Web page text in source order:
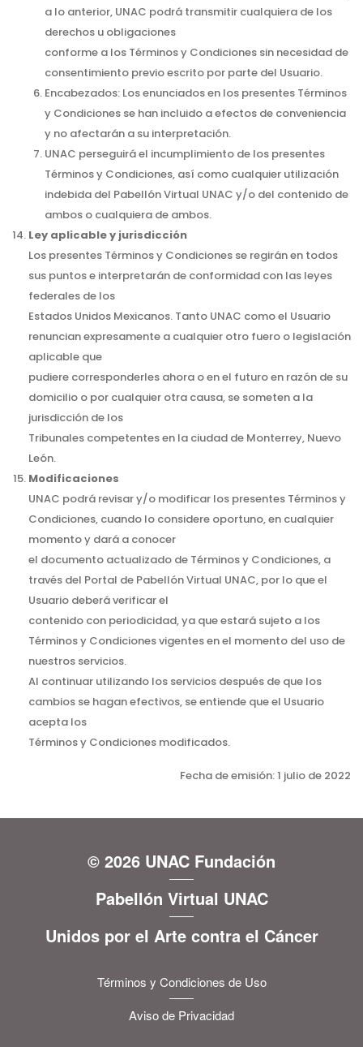
a lo anterior, UNAC podrá transmitir cualquiera de los
derechos u obligaciones
conforme a los Términos y Condiciones sin necesidad de
consentimiento previo escrito por parte del Usuario.
Encabezados: Los enunciados en los presentes Términos
y Condiciones se han incluido a efectos de conveniencia
y no afectarán a su interpretación.
UNAC perseguirá el incumplimiento de los presentes
Términos y Condiciones, así como cualquier utilización
indebida del Pabellón Virtual UNAC y/o del contenido de
ambos o cualquiera de ambos.
Ley aplicable y jurisdicción
Los presentes Términos y Condiciones se regirán en todos
sus puntos e interpretarán de conformidad con las leyes
federales de los
Estados Unidos Mexicanos. Tanto UNAC como el Usuario
renuncian expresamente a cualquier otro fuero o legislación
aplicable que
pudiere corresponderles ahora o en el futuro en razón de su
domicilio o por cualquier otra causa, se someten a la
jurisdicción de los
Tribunales competentes en la ciudad de Monterrey, Nuevo
León.
Modificaciones
UNAC podrá revisar y/o modificar los presentes Términos y
Condiciones, cuando lo considere oportuno, en cualquier
momento y dará a conocer
el documento actualizado de Términos y Condiciones, a
través del Portal de Pabellón Virtual UNAC, por lo que el
Usuario deberá verificar el
contenido con periodicidad, ya que estará sujeto a los
Términos y Condiciones vigentes en el momento del uso de
nuestros servicios.
Al continuar utilizando los servicios después de que los
cambios se hagan efectivos, se entiende que el Usuario
acepta los
Términos y Condiciones modificados.
Fecha de emisión: 1 julio de 2022
© 2026 UNAC Fundación
Pabellón Virtual UNAC
Unidos por el Arte contra el Cáncer
Términos y Condiciones de Uso
Aviso de Privacidad